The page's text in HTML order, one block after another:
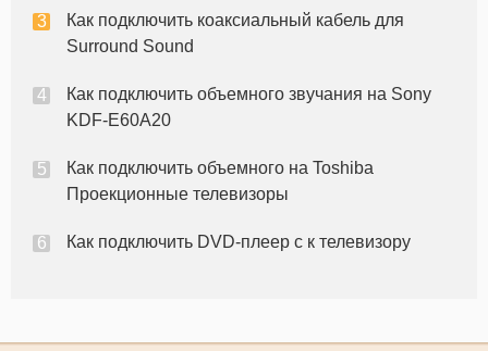
Как подключить коаксиальный кабель для
Surround Sound
Как подключить объемного звучания на Sony
KDF-E60A20
Как подключить объемного на Toshiba
Проекционные телевизоры
Как подключить DVD-плеер с к телевизору